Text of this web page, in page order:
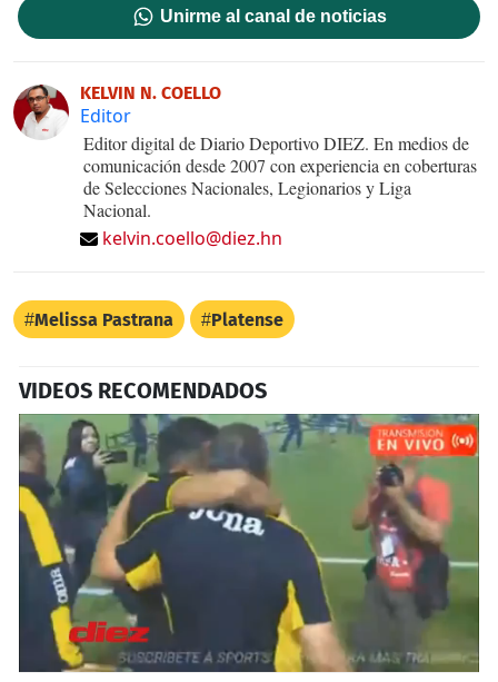
Unirme al canal de noticias
KELVIN N. COELLO
Editor
Editor digital de Diario Deportivo DIEZ. En medios de
comunicación desde 2007 con experiencia en coberturas
de Selecciones Nacionales, Legionarios y Liga
Nacional.
kelvin.coello@diez.hn
Melissa Pastrana Platense
VIDEOS RECOMENDADOS